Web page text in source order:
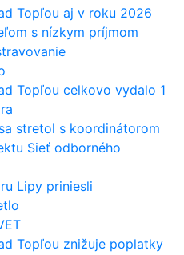
Topľou aj v roku 2026
s nízkym príjmom
Topľou celkovo vydalo 1
stretol s koordinátorom
Sieť odborného
Lipy priniesli
Topľou znižuje poplatky